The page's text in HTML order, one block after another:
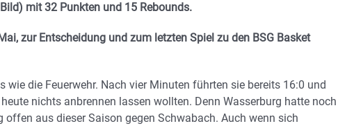
mit 32 Punkten und 15 Rebounds.
zur Entscheidung und zum letzten Spiel zu den BSG Basket
wie die Feuerwehr. Nach vier Minuten führten sie bereits 16:0 und
nichts anbrennen lassen wollten. Denn Wasserburg hatte noch
offen aus dieser Saison gegen Schwabach. Auch wenn sich